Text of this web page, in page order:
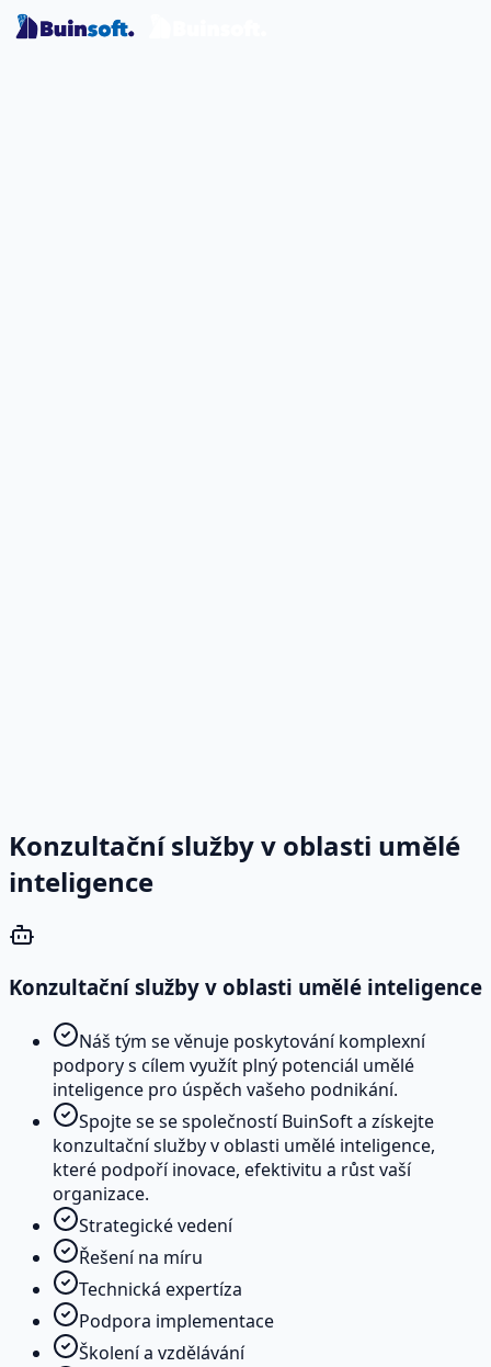
Konzultační služby v oblasti umělé
inteligence
Konzultační služby v oblasti umělé inteligence
Náš tým se věnuje poskytování komplexní
podpory s cílem využít plný potenciál umělé
inteligence pro úspěch vašeho podnikání.
Spojte se se společností BuinSoft a získejte
konzultační služby v oblasti umělé inteligence,
které podpoří inovace, efektivitu a růst vaší
organizace.
Strategické vedení
Řešení na míru
Technická expertíza
Podpora implementace
Školení a vzdělávání